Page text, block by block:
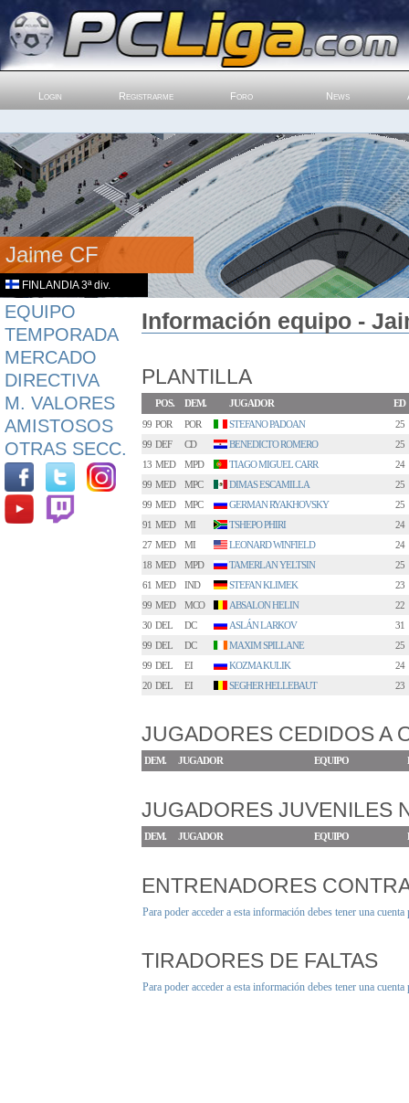
Login Registrarme Foro News
Jaime CF
FINLANDIA 3ª div.
EQUIPO
TEMPORADA
MERCADO
DIRECTIVA
M. VALORES
AMISTOSOS
OTRAS SECC.
Información equipo -
PLANTILLA
POS. DEM. JUGADOR
ED
99 POR POR STEFANO PADOAN
25
99 DEF CD BENEDICTO ROMERO
25
13 MED MPD TIAGO MIGUEL CARR
24
99 MED MPC DIMAS ESCAMILLA
25
99 MED MPC GERMAN RYAKHOVSKY
25
91 MED MI TSHEPO PHIRI
24
27 MED MI LEONARD WINFIELD
24
18 MED MPD TAMERLAN YELTSIN
25
61 MED IND STEFAN KLIMEK
23
99 MED MCO ABSALON HELIN
22
30 DEL DC ASLÁN LARKOV
31
99 DEL DC MAXIM SPILLANE
25
99 DEL EI KOZMA KULIK
24
20 DEL EI SEGHER HELLEBAUT 23
JUGADORES CEDIDOS A
DEM. JUGADOR EQUIPO
JUGADORES JUVENILES
DEM. JUGADOR EQUIPO
ENTRENADORES
Para poder acceder a esta información debes tener una
TIRADORES DE FALTAS
Para poder acceder a esta información debes tener una